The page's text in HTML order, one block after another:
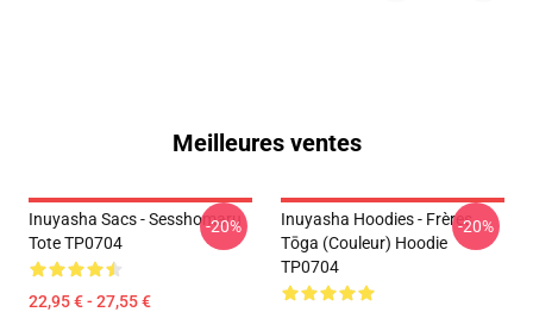
Meilleures ventes
Inuyasha Sacs - Sesshomaru
Tote TP0704
22,95 € - 27,55 €
-20%
Inuyasha Hoodies - Frères
Tōga (couleur) Hoodie
TP0704
-20%